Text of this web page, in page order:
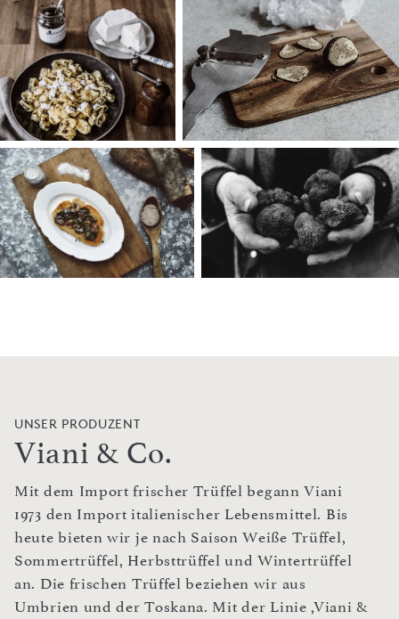
UNSER PRODUZENT
Viani & Co.
Mit dem Import frischer Trüffel begann Viani
1973 den Import italienischer Lebensmittel. Bis
heute bieten wir je nach Saison Weiße Trüffel,
Sommertrüffel, Herbsttrüffel und Wintertrüffel
an. Die frischen Trüffel beziehen wir aus
Umbrien und der Toskana. Mit der Linie ,Viani &